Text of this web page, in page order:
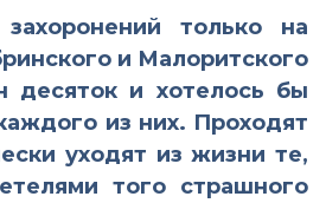
только на
и Малоритского
десяток и хотелось бы
из них. Проходят
уходят из жизни те,
того страшного